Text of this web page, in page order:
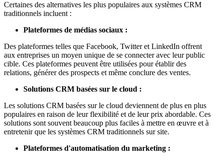
Certaines des alternatives les plus populaires aux systèmes CRM
traditionnels incluent :
Plateformes de médias sociaux :
Des plateformes telles que Facebook, Twitter et LinkedIn offrent
aux entreprises un moyen unique de se connecter avec leur public
cible. Ces plateformes peuvent être utilisées pour établir des
relations, générer des prospects et même conclure des ventes.
Solutions CRM basées sur le cloud :
Les solutions CRM basées sur le cloud deviennent de plus en plus
populaires en raison de leur flexibilité et de leur prix abordable. Ces
solutions sont souvent beaucoup plus faciles à mettre en œuvre et à
entretenir que les systèmes CRM traditionnels sur site.
Plateformes d'automatisation du marketing :